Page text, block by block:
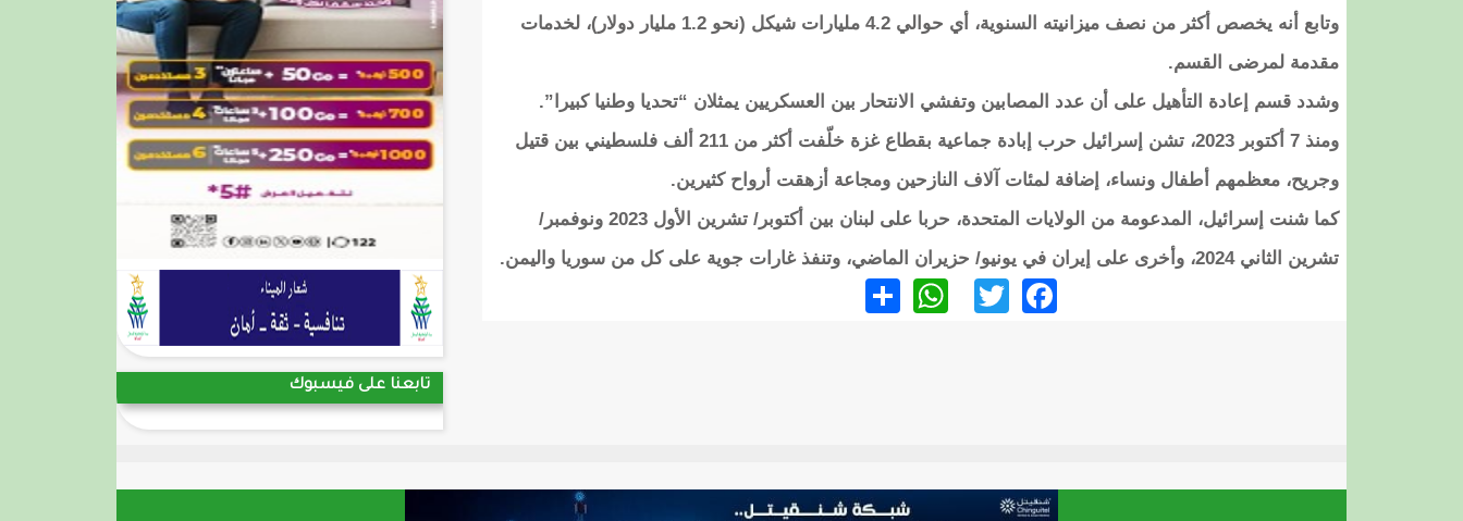
تابعنا على فيسبوك
وتابع أنه يخصص أكثر من نصف ميزانيته السنوية، أي حوالي 4.2 مليارات شيكل (نحو 1.2 مليار دولار)، لخدمات
مقدمة لمرضى القسم.
وشدد قسم إعادة التأهيل على أن عدد المصابين وتفشي الانتحار بين العسكريين يمثلان “تحديا وطنيا كبيرا”.
ومنذ 7 أكتوبر 2023، تشن إسرائيل حرب إبادة جماعية بقطاع غزة خلّفت أكثر من 211 ألف فلسطيني بين قتيل
وجريح، معظمهم أطفال ونساء، إضافة لمئات آلاف النازحين ومجاعة أزهقت أرواح كثيرين.
كما شنت إسرائيل، المدعومة من الولايات المتحدة، حربا على لبنان بين أكتوبر/ تشرين الأول 2023 ونوفمبر/
تشرين الثاني 2024، وأخرى على إيران في يونيو/ حزيران الماضي، وتنفذ غارات جوية على كل من سوريا واليمن.
Facebook
Twitter
WhatsApp